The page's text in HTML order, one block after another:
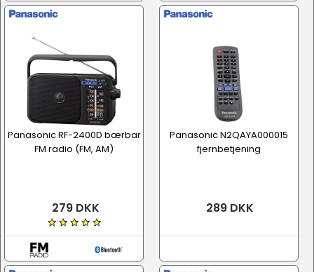
Panasonic RF-2400D bærbar
FM radio (FM, AM)
279 DKK
Panasonic N2QAYA000015
fjernbetjening
289 DKK